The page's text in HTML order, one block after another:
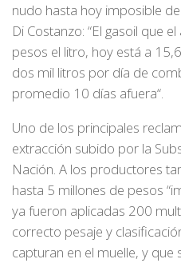
nudo hasta hoy imposible
Di Costanzo: “El gasoil que
pesos el litro, hoy está a
dos mil litros por día de
promedio 10 días afuera“.
Uno de los principales
extracción subido por la
Nación. A los productores
hasta 5 millones de pesos
ya fueron aplicadas 200
correcto pesaje y
capturan en el muelle, y que